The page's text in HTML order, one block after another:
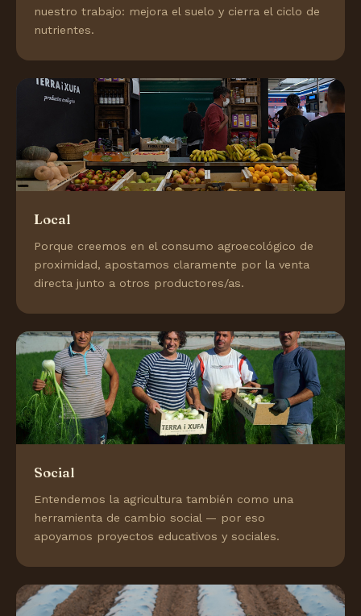
nuestro trabajo: mejora el suelo y cierra el ciclo de
nutrientes.
Local
Porque creemos en el consumo agroecológico de
proximidad, apostamos claramente por la venta
directa junto a otros productores/as.
Social
Entendemos la agricultura también como una
herramienta de cambio social — por eso
apoyamos proyectos educativos y sociales.